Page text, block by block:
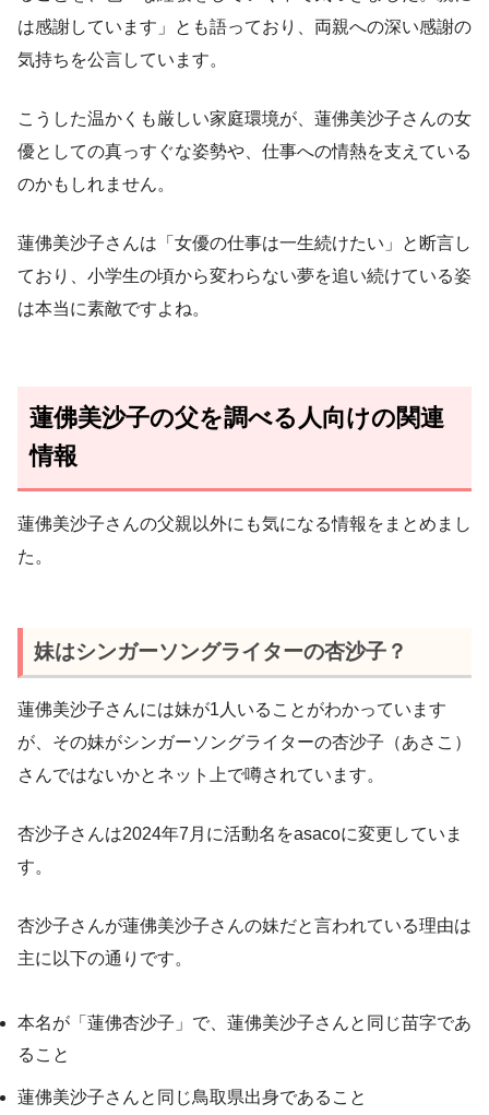
は感謝しています」とも語っており、両親への深い感謝の
気持ちを公言しています。
こうした温かくも厳しい家庭環境が、蓮佛美沙子さんの女
優としての真っすぐな姿勢や、仕事への情熱を支えている
のかもしれません。
蓮佛美沙子さんは「女優の仕事は一生続けたい」と断言し
ており、小学生の頃から変わらない夢を追い続けている姿
は本当に素敵ですよね。
蓮佛美沙子の父を調べる人向けの関連
情報
蓮佛美沙子さんの父親以外にも気になる情報をまとめまし
た。
妹はシンガーソングライターの杏沙子？
蓮佛美沙子さんには妹が1人いることがわかっています
が、その妹がシンガーソングライターの杏沙子（あさこ）
さんではないかとネット上で噂されています。
杏沙子さんは2024年7月に活動名をasacoに変更していま
す。
杏沙子さんが蓮佛美沙子さんの妹だと言われている理由は
主に以下の通りです。
本名が「蓮佛杏沙子」で、蓮佛美沙子さんと同じ苗字であ
ること
蓮佛美沙子さんと同じ鳥取県出身であること